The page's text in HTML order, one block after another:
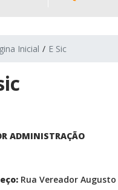
Inicial E Sic
ADMINISTRAÇÃO
Rua Vereador Augusto